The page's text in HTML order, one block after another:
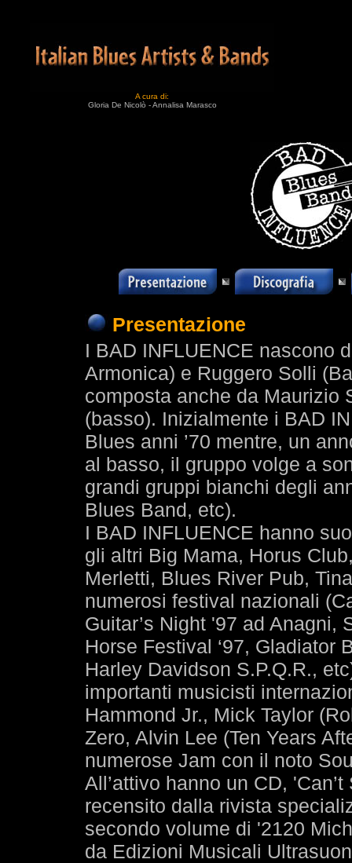
A cura di:
Gloria De Nicolò - Annalisa Marasco
Presentazione
I BAD INFLUENCE nascono
Armonica) e Ruggero Solli
composta anche da Maurizio
(basso). Inizialmente i BAD
Blues anni ’70 mentre, un
al basso, il gruppo volge a
grandi gruppi bianchi degli
Blues Band, etc).
I BAD INFLUENCE hanno
gli altri Big Mama, Horus
Merletti, Blues River Pub,
numerosi festival nazionali
Guitar’s Night '97 ad Anagni,
Horse Festival ‘97, Gladiator
Harley Davidson S.P.Q.R.,
importanti musicisti
Hammond Jr., Mick Taylor
Zero, Alvin Lee (Ten Years
numerose Jam con il noto
All’attivo hanno un CD,
recensito dalla rivista
secondo volume di '2120
da Edizioni Musicali